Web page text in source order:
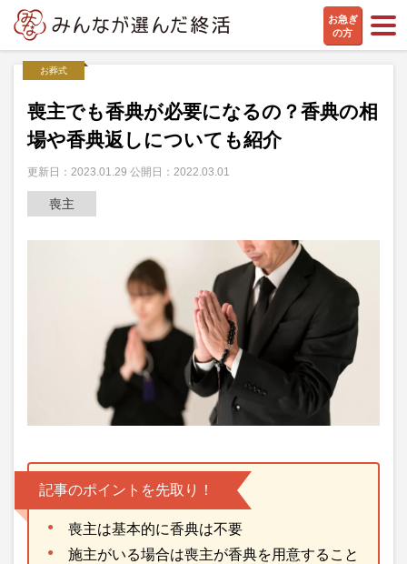
お急ぎ
の方
お葬式
喪主でも香典が必要になるの？香典の相
場や香典返しについても紹介
更新日：2023.01.29 公開日：2022.03.01
喪主
記事のポイントを先取り！
喪主は基本的に香典は不要
施主がいる場合は喪主が香典を用意すること